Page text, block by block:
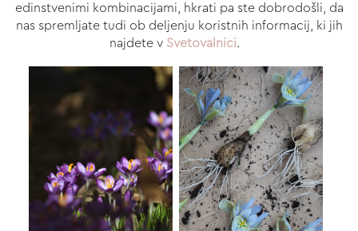
edinstvenimi kombinacijami, hkrati pa ste dobrodošli, da
nas spremljate tudi ob deljenju koristnih informacij, ki jih
najdete v Svetovalnici.